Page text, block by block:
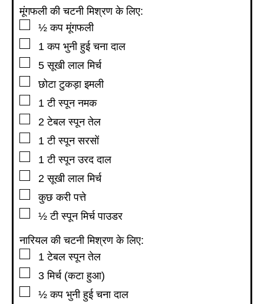
मूंगफली की चटनी मिश्रण के लिए:
▢
½ कपमूंगफली
▢
1 कप भुनी हुई चना दाल
▢
5 सूखी लाल मिर्च
▢
छोटा टुकड़ा इमली
▢
1 टी स्पून नमक
▢
2 टेबल स्पून तेल
▢
1 टी स्पून सरसों
▢
1 टी स्पून उरद दाल
▢
2 सूखी लाल मिर्च
▢
कुछ करी पत्ते
▢
½ टी स्पून मिर्च पाउडर
नारियल की चटनी मिश्रण के लिए:
▢
1 टेबल स्पून तेल
▢
3 मिर्च (कटा हुआ)
▢
½ कप भुनी हुई चना दाल